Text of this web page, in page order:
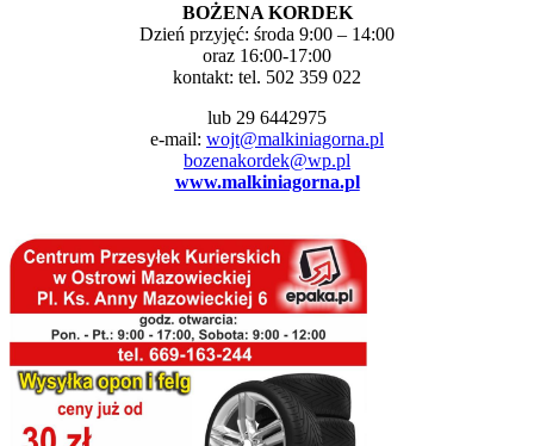
BOŻENA KORDEK
Dzień przyjęć: środa 9:00 – 14:00
oraz 16:00-17:00
kontakt: tel. 502 359 022
lub 29 6442975
e-mail: wojt@malkiniagorna.pl
bozenakordek@wp.pl
www.malkiniagorna.pl